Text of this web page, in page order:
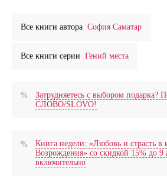
Все книги автора София Саматар
Все книги серии Гений места
Затрудняетесь с выбором подарка?
СЛОВО/SLOVO!
Книга недели: «Любовь и страсть в
Возрождения» со скидкой 15% до 9
включительно